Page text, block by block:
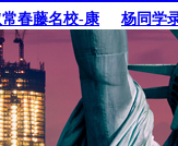
藤名校-康 杨同学录取